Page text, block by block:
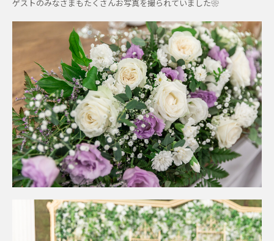
ゲストのみなさまもたくさんお写真を撮られていました❀